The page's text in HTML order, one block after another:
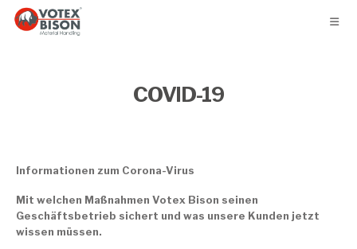
COVID-19
Informationen zum Corona-Virus
Mit welchen Maßnahmen Votex Bison seinen
Geschäftsbetrieb sichert und was unsere Kunden jetzt
wissen müssen.